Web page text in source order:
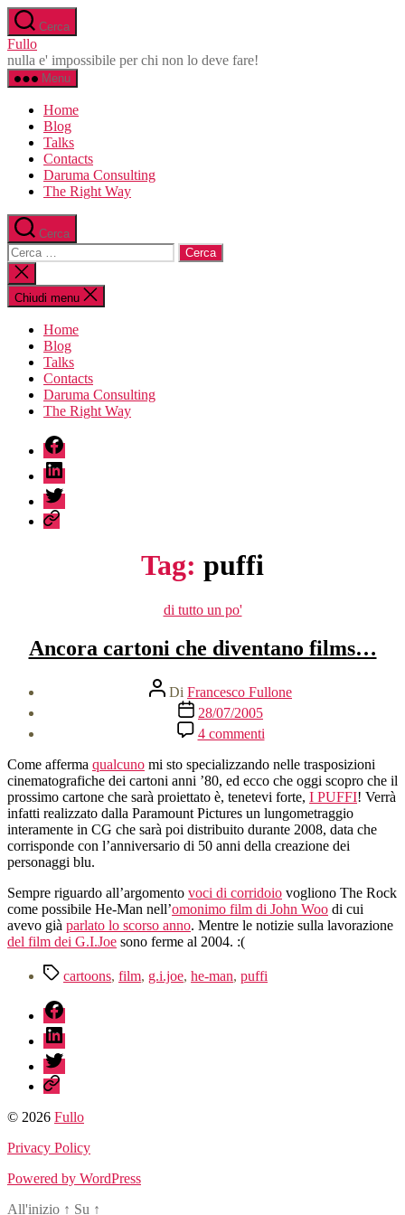
Salta
al
contenuto
Cerca
Fullo
nulla e' impossibile per chi non lo deve fare!
Menu
Home
Blog
Talks
Contacts
Daruma Consulting
The Right Way
Cerca
Cerca:
Chiudi
la
ricerca
Chiudi menu
Home
Blog
Talks
Contacts
Daruma Consulting
The Right Way
fb
linkedin
twitter
sessionize
Tag: puffi
Categorie
di tutto un po'
Ancora cartoni che diventano films…
Autore
articolo
Di Francesco Fullone
Data
dell'articolo
28/07/2005
4 commentisu
Ancora
cartoni
che
diventano
films…
Come afferma qualcuno mi sto specializzando nelle trasposizioni
cinematografiche dei cartoni anni ’80, ed ecco che oggi scopro che il
prossimo cartone che sarà proiettato è, tenetevi forte, I PUFFI! Verrà
infatti realizzato dalla Paramount Pictures un lungometraggio
interamente in CG che sarà poi distribuito durante 2008, data che
corrisponde con l’anniversario di 50 anni della creazione dei
personaggi blu.
Sempre riguardo all’argomento voci di corridoio vogliono The Rock
come possibile He-Man nell’omonimo film di John Woo di cui
avevo già parlato lo scorso anno. Mentre le notizie sulla lavorazione
del film dei G.I.Joe sono ferme al 2004. :(
Tag cartoons, film, g.i.joe, he-man, puffi
fb
linkedin
twitter
sessionize
© 2026 Fullo
Privacy Policy
Powered by WordPress
All'inizio ↑ Su ↑